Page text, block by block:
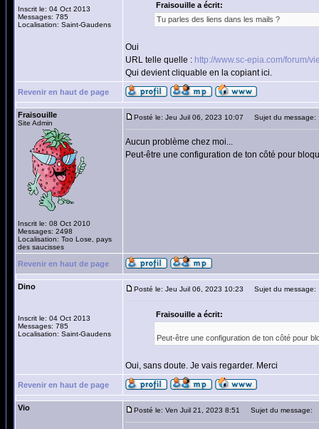
Inscrit le: 04 Oct 2013
Messages: 785
Localisation: Saint-Gaudens
Fraisouille a écrit:
Tu parles des liens dans les mails ?
Oui
URL telle quelle : http://www.sc-epia.com/forum/
Qui devient cliquable en la copiant ici.
Revenir en haut de page
Fraisouille
Site Admin
Inscrit le: 08 Oct 2010
Messages: 2498
Localisation: Too Lose, pays
des saucisses
Posté le: Jeu Juil 06, 2023 10:07 Sujet du message:
Aucun problème chez moi...
Peut-être une configuration de ton côté pour
Revenir en haut de page
Dino
Inscrit le: 04 Oct 2013
Messages: 785
Localisation: Saint-Gaudens
Posté le: Jeu Juil 06, 2023 10:23 Sujet du message:
Fraisouille a écrit:
Peut-être une configuration de ton côté pour
Oui, sans doute. Je vais regarder. Merci
Revenir en haut de page
Vio Posté le: Ven Juil 21, 2023 8:51 Sujet du message: